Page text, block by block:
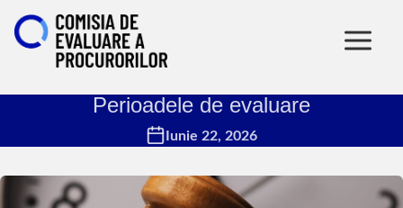
Perioadele de evaluare
Iunie 22, 2026